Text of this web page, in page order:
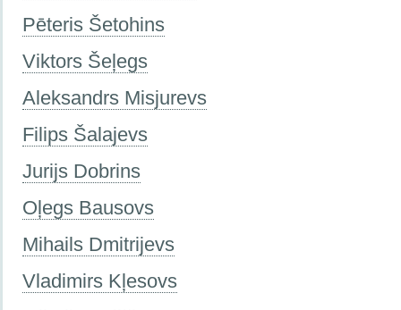
Pēteris Šetohins
Viktors Šeļegs
Aleksandrs Misjurevs
Filips Šalajevs
Jurijs Dobrins
Oļegs Bausovs
Mihails Dmitrijevs
Vladimirs Kļesovs